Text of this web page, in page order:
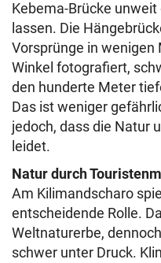
Kebema-Brücke
lassen. Die
Vorsprünge in wenigen
Winkel fotografiert,
den hunderte Meter
Das ist weniger
jedoch, dass die Natur
leidet.
Natur durch
Am Kilimandscharo
entscheidende Rolle.
Weltnaturerbe,
schwer unter Druck.